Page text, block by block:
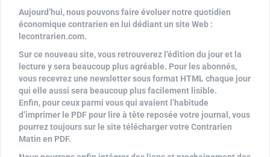
Aujourd’hui, nous pouvons faire évoluer notre quotidien
économique contrarien en lui dédiant un site Web :
lecontrarien.com.
Sur ce nouveau site, vous retrouverez l’édition du jour et la
lecture y sera beaucoup plus agréable. Pour les abonnés,
vous recevrez une newsletter sous format HTML chaque jour
qui elle aussi sera beaucoup plus facilement lisible.
Enfin, pour ceux parmi vous qui avaient l’habitude
d’imprimer le PDF pour lire à tête reposée votre journal, vous
pourrez toujours sur le site télécharger votre Contrarien
Matin en PDF.